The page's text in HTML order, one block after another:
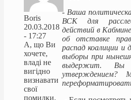
- Ваша
ВСК для
действий в
об отставке
распад коалиции и
выборы при
выдержит. Вы
утверждением?
Boris
20.03.2018
- 17:27
А, що Ви
хочете,
владі не
вигідно
визнавати
свої
помилки.